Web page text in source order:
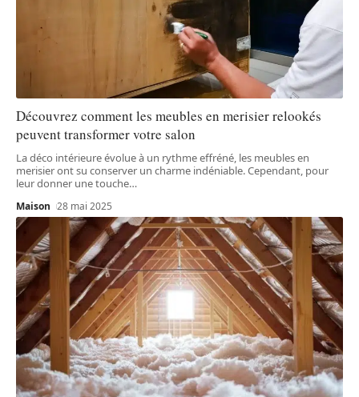
Découvrez comment les meubles en merisier relookés
peuvent transformer votre salon
La déco intérieure évolue à un rythme effréné, les meubles en
merisier ont su conserver un charme indéniable. Cependant, pour
leur donner une touche…
Maison 28 mai 2025